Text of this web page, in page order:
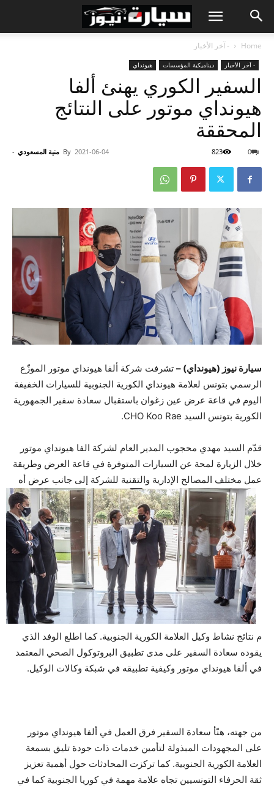
Home - آخر الأخبار
- آخر الأخبار ديناميكية المؤسسات هيونداي
السفير الكوري يهنئ ألفا
هيونداي موتور على النتائج
المحققة
By منية المسعودي - 2021-06-04 0
823
سيارة نيوز (هيونداي) – تشرفت شركة ألفا هيونداي موتور الموزّع
الرسمي بتونس لعلامة هيونداي الكورية الجنوبية للسيارات الخفيفة
اليوم في قاعة عرض عين زغوان باستقبال سعادة سفير الجمهورية
الكورية بتونس السيد CHO Koo Rae.
قدّم السيد مهدي محجوب المدير العام لشركة الفا هيونداي موتور
خلال الزيارة لمحة عن السيارات المتوفرة في قاعة العرض وطريقة
عمل مختلف المصالح الإدارية والتقنية للشركة إلى جانب عرض أه
م نتائج نشاط وكيل العلامة الكورية الجنوبية. كما اطلع الوفد الذي
يقوده سعادة السفير على مدى تطبيق البروتوكول الصحي المعتمد
في ألفا هيونداي موتور وكيفية تطبيقه في شبكة وكالات الوكيل.
من جهته، هنّأ سعادة السفير فرق العمل في ألفا هيونداي موتور
على المجهودات المبذولة لتأمين خدمات ذات جودة تليق بسمعة
العلامة الكورية الجنوبية. كما تركزت المحادثات حول أهمية تعزيز
ثقة الحرفاء التونسيين تجاه علامة مهمة في كوريا الجنوبية كما في